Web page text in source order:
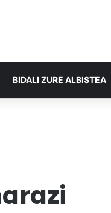
BIDALI ZURE ALBISTEA